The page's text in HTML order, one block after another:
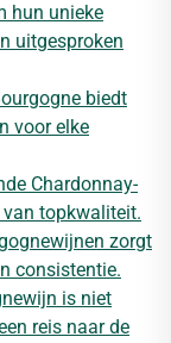
hun unieke
uitgesproken
biedt
voor elke
Chardonnay-
topkwaliteit.
zorgt
consistentie.
is niet
reis naar de